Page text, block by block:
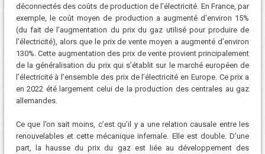
déconnectés des coûts de production de l’électricité. En France, par
exemple, le coût moyen de production a augmenté d’environ 15%
(du fait de l’augmentation du prix du gaz utilisé pour produire de
l’électricité), alors que le prix de vente moyen a augmenté d’environ
130%. Cette augmentation des prix de vente provient principalement
de la généralisation du prix qui s’établit sur le marché européen de
l’électricité à l’ensemble des prix de l’électricité en Europe. Ce prix a
en 2022 été largement celui de la production des centrales au gaz
allemandes.
Ce que l’on sait moins, c’est qu’il y a une relation causale entre les
renouvelables et cette mécanique infernale. Elle est double. D’une
part, la hausse du prix du gaz est liée au développement des